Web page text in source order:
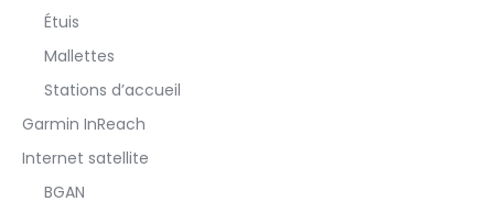
Étuis
Mallettes
Stations d’accueil
Garmin InReach
Internet satellite
BGAN